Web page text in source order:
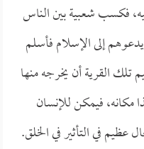
فكسب شعبية بين الناس
إلى الإسلام فأسلم
تلك القرية أن يخرجه منها
مكانه، فيمكن للإنسان
عظيم في التأثير في الخلق.